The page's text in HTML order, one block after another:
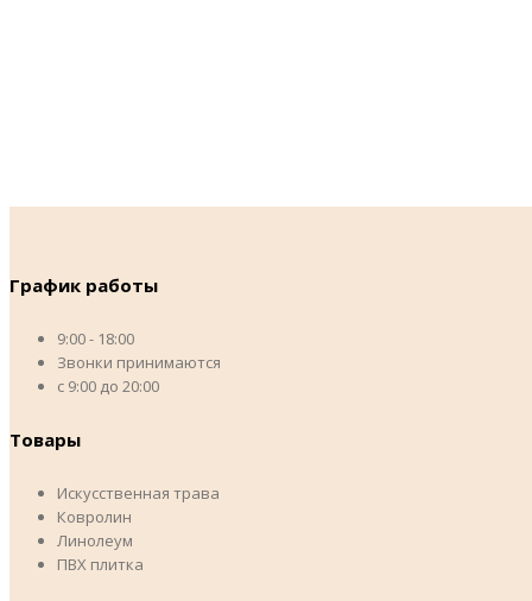
График работы
9:00 - 18:00
Звонки принимаются
с 9:00 до 20:00
Товары
Искусственная трава
Ковролин
Линолеум
ПВХ плитка